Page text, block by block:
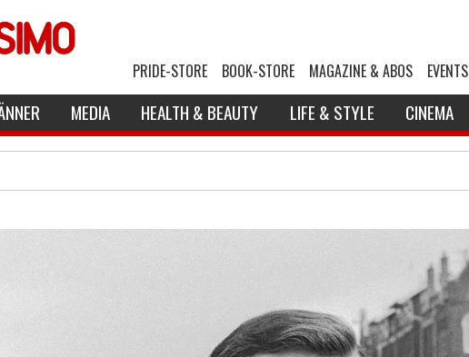
PRIDE-STORE BOOK-STORE MAGAZINE & ABOS EVENTS
MEDIA HEALTH & BEAUTY LIFE & STYLE CINEMA